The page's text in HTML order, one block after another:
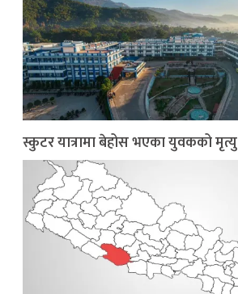
स्कुटर यात्रामा बेहोस भएका युवकको मृत्यु